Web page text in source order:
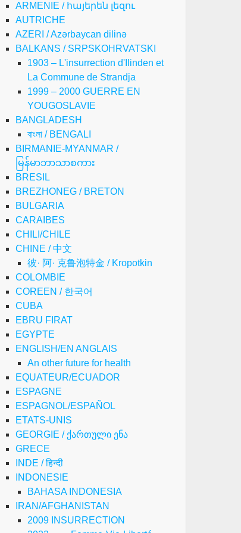
ARMENIE / հայերեն լեզու
AUTRICHE
AZERI / Azərbaycan dilinə
BALKANS / SRPSKOHRVATSKI
1903 – L'insurrection d'Ilinden et
La Commune de Strandja
1999 – 2000 GUERRE EN
YOUGOSLAVIE
BANGLADESH
বাংলা / BENGALI
BIRMANIE-MYANMAR /
မြန်မာဘာသာစကား
BRESIL
BREZHONEG / BRETON
BULGARIA
CARAIBES
CHILI/CHILE
CHINE / 中文
彼· 阿· 克鲁泡特金 / Kropotkin
COLOMBIE
COREEN / 한국어
CUBA
EBRU FIRAT
EGYPTE
ENGLISH/EN ANGLAIS
An other future for health
EQUATEUR/ECUADOR
ESPAGNE
ESPAGNOL/ESPAÑOL
ETATS-UNIS
GEORGIE / ქართული ენა
GRECE
INDE / हिन्दी
INDONESIE
BAHASA INDONESIA
IRAN/AFGHANISTAN
2009 INSURRECTION